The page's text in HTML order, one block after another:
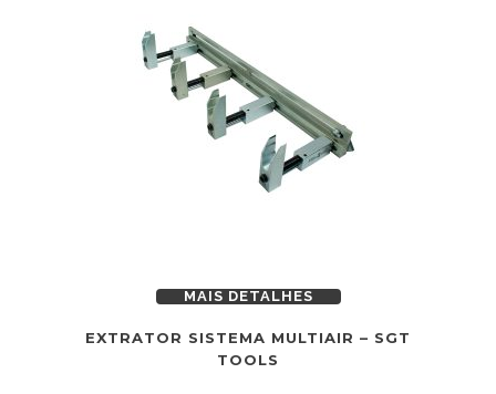
MAIS DETALHES
EXTRATOR SISTEMA MULTIAIR – SGT
TOOLS